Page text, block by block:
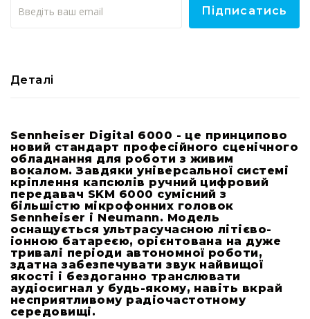
Генератори
Аксесуари
та
комплектуючі
Мікрофони
Студійні
Вокальні
Інструментальні
USB-
мікрофони
Конференційні
Підписатись
Деталі
Sennheiser Digital 6000 - це принципово
новий стандарт професійного сценічного
обладнання для роботи з живим
вокалом. Завдяки універсальної системі
кріплення капсюлів ручний цифровий
передавач SKM 6000 сумісний з
більшістю мікрофонних головок
Sennheiser і Neumann. Модель
оснащується ультрасучасною літієво-
іонною батареєю, орієнтована на дуже
тривалі періоди автономної роботи,
здатна забезпечувати звук найвищої
якості і бездоганно транслювати
аудіосигнал у будь-якому, навіть вкрай
несприятливому радіочастотному
середовищі.